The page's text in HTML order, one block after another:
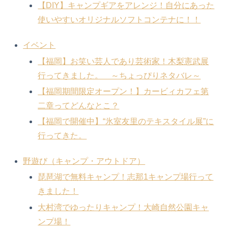
【DIY】キャンプギアをアレンジ！自分にあった
使いやすいオリジナルソフトコンテナに！！
イベント
【福岡】お笑い芸人であり芸術家！木梨憲武展
行ってきました。 ～ちょっぴりネタバレ～
【福岡期間限定オープン！】カービィカフェ第
二章ってどんなとこ？
【福岡で開催中】“氷室友里のテキスタイル展”に
行ってきた。
野遊び（キャンプ・アウトドア）
琵琶湖で無料キャンプ！志那1キャンプ場行って
きました！
大村湾でゆったりキャンプ！大崎自然公園キャ
ンプ場！